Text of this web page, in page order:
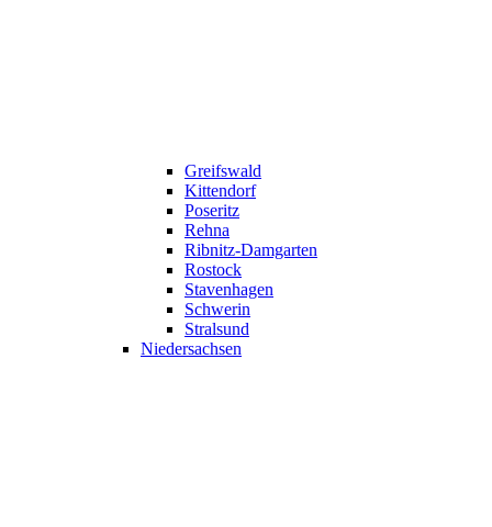
Greifswald
Kittendorf
Poseritz
Rehna
Ribnitz-Damgarten
Rostock
Stavenhagen
Schwerin
Stralsund
Niedersachsen